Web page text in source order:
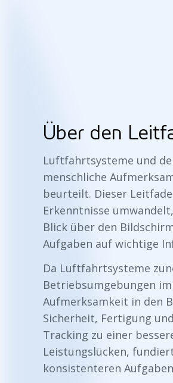
Über den
Luftfahrtsysteme und
menschliche
beurteilt. Dieser
Erkenntnisse
Blick über den
Aufgaben auf wichtige
Da Luftfahrtsysteme
Betriebsumgebungen
Aufmerksamkeit in den
Sicherheit, Fertigung
Tracking zu einer
Leistungslücken,
konsistenteren